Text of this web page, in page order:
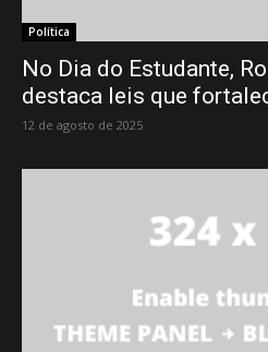
Política
No Dia do Estudante,
destaca leis que
12 de agosto de 2025